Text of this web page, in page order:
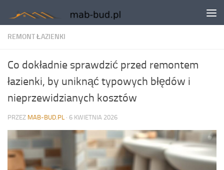
Skip to content
REMONT ŁAZIENKI
Co dokładnie sprawdzić przed remontem
łazienki, by uniknąć typowych błędów i
nieprzewidzianych kosztów
PRZEZ MAB-BUD.PL · 6 KWIETNIA 2026